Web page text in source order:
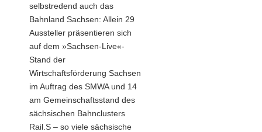
selbstredend auch das
Bahnland Sachsen: Allein 29
Aussteller präsentieren sich
auf dem »Sachsen-Live«-
Stand der
Wirtschaftsförderung Sachsen
im Auftrag des SMWA und 14
am Gemeinschaftsstand des
sächsischen Bahnclusters
Rail.S – so viele sächsische